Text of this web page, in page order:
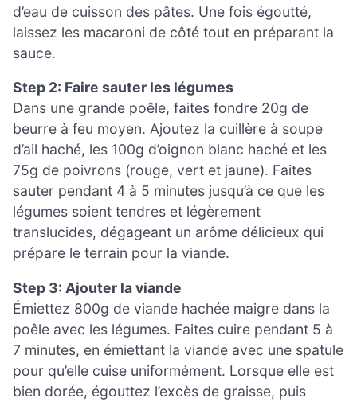
d’eau de cuisson des pâtes. Une fois égoutté,
laissez les macaroni de côté tout en préparant la
sauce.
Step 2: Faire sauter les légumes
Dans une grande poêle, faites fondre 20g de
beurre à feu moyen. Ajoutez la cuillère à soupe
d’ail haché, les 100g d’oignon blanc haché et les
75g de poivrons (rouge, vert et jaune). Faites
sauter pendant 4 à 5 minutes jusqu’à ce que les
légumes soient tendres et légèrement
translucides, dégageant un arôme délicieux qui
prépare le terrain pour la viande.
Step 3: Ajouter la viande
Émiettez 800g de viande hachée maigre dans la
poêle avec les légumes. Faites cuire pendant 5 à
7 minutes, en émiettant la viande avec une spatule
pour qu’elle cuise uniformément. Lorsque elle est
bien dorée, égouttez l’excès de graisse, puis